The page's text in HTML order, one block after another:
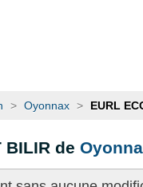
> Oyonnax > EURL
BILIR de